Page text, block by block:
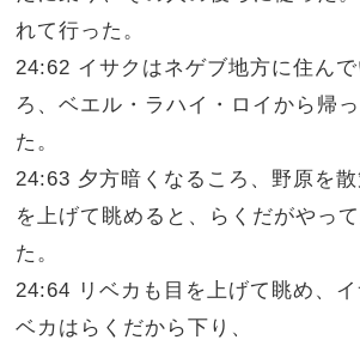
れて行った。
24:62 イサクはネゲブ地方に住んで
ろ、ベエル・ラハイ・ロイから帰
た。
24:63 夕方暗くなるころ、野原を散
を上げて眺めると、らくだがやっ
た。
24:64 リベカも目を上げて眺め、イ
ベカはらくだから下り、